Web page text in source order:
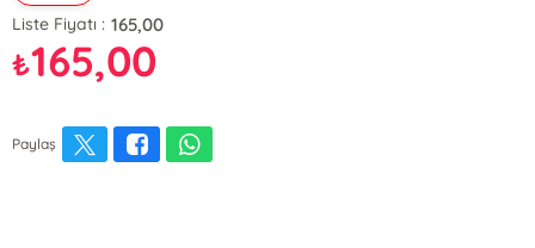
Liste Fiyatı : 165,00
₺165,00
Paylaş